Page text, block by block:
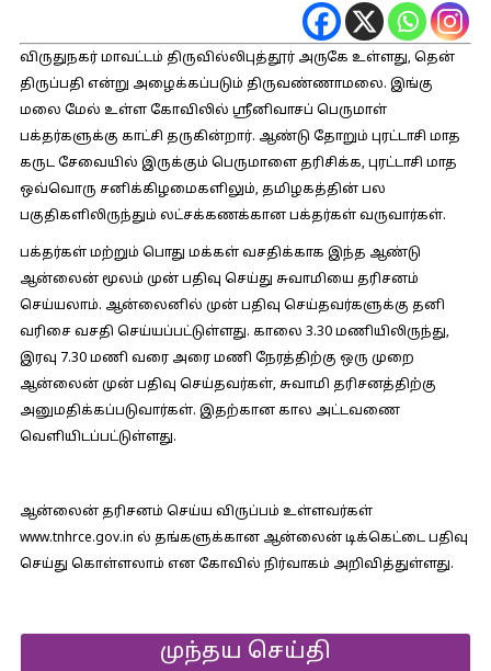
விருதுநகர் மாவட்டம் திருவில்லிபுத்தூர் அருகே உள்ளது, தென்
திருப்பதி என்று அழைக்கப்படும் திருவண்ணாமலை. இங்கு
மலை மேல் உள்ள கோவிலில் ஸ்ரீனிவாசப் பெருமாள்
பக்தர்களுக்கு காட்சி தருகின்றார். ஆண்டு தோறும் புரட்டாசி மாத
கருட சேவையில் இருக்கும் பெருமாளை தரிசிக்க, புரட்டாசி மாத
ஒவ்வொரு சனிக்கிழமைகளிலும், தமிழகத்தின் பல
பகுதிகளிலிருந்தும் லட்சக்கணக்கான பக்தர்கள் வருவார்கள்.
பக்தர்கள் மற்றும் பொது மக்கள் வசதிக்காக இந்த ஆண்டு
ஆன்லைன் மூலம் முன் பதிவு செய்து சுவாமியை தரிசனம்
செய்யலாம். ஆன்லைனில் முன் பதிவு செய்தவர்களுக்கு தனி
வரிசை வசதி செய்யப்பட்டுள்ளது. காலை 3.30 மணியிலிருந்து,
இரவு 7.30 மணி வரை அரை மணி நேரத்திற்கு ஒரு முறை
ஆன்லைன் முன் பதிவு செய்தவர்கள், சுவாமி தரிசனத்திற்கு
அனுமதிக்கப்படுவார்கள். இதற்கான கால அட்டவணை
வெளியிடப்பட்டுள்ளது.
ஆன்லைன் தரிசனம் செய்ய விருப்பம் உள்ளவர்கள்
www.tnhrce.gov.in ல் தங்களுக்கான ஆன்லைன் டிக்கெட்டை பதிவு
செய்து கொள்ளலாம் என கோவில் நிர்வாகம் அறிவித்துள்ளது.
முந்தய செய்தி